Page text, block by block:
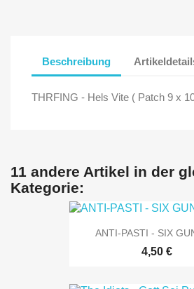
Beschreibung
THRFING - Hels Vite ( Patch 9 x
11 andere Artikel in der
Kategorie:
ANTI-PASTI - SIX
4,50 €